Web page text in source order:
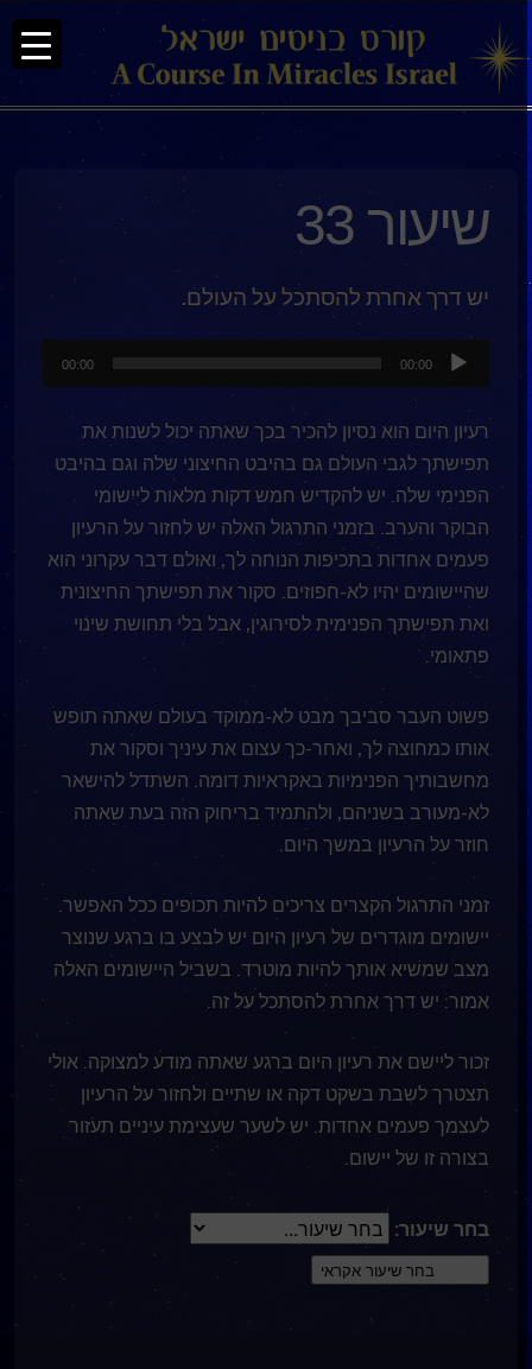
שיעור 33
יש דרך אחרת להסתכל על העולם.
אודיו
00:00
00:00
רעיון היום הוא נסיון להכיר בכך שאתה יכול לשנות את
תפישתך לגבי העולם גם בהיבט החיצוני שלה וגם בהיבט
הפנימי שלה. יש להקדיש חמש דקות מלאות ליישומי
הבוקר והערב. בזמני התרגול האלה יש לחזור על הרעיון
פעמים אחדות בתכיפות הנוחה לך, ואולם דבר עקרוני הוא
שהיישומים יהיו לא-חפוזים. סקור את תפישתך החיצונית
ואת תפישתך הפנימית לסירוגין, אבל בלי תחושת שינוי
פתאומי.
פשוט העבר סביבך מבט לא-ממוקד בעולם שאתה תופש
אותו כמחוצה לך, ואחר-כך עצום את עיניך וסקור את
מחשבותיך הפנימיות באקראיות דומה. השתדל להישאר
לא-מעורב בשניהם, ולהתמיד בריחוק הזה בעת שאתה
חוזר על הרעיון במשך היום.
זמני התרגול הקצרים צריכים להיות תכופים ככל האפשר.
יישומים מוגדרים של רעיון היום יש לבצע בו ברגע שנוצר
מצב שמשׁיא אותך להיות מוטרד. בשביל היישומים האלה
אמור: יש דרך אחרת להסתכל על זה.
זכור ליישם את רעיון היום ברגע שאתה מודע למצוקה. אולי
תצטרך לשבת בשקט דקה או שתיים ולחזור על הרעיון
לעצמך פעמים אחדות. יש לשער שעצימת עיניים תעזור
בצורה זו של יישום.
בחר שיעור: